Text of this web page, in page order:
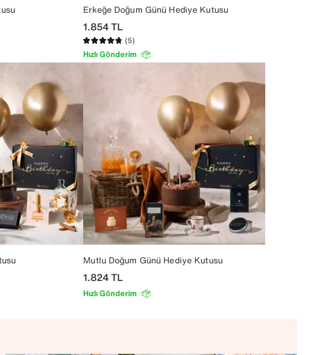
Erkeğe Doğum Günü Hediye Kutusu
1.854TL
(5)
Hızlı Gönderim
Mutlu Doğum Günü Hediye Kutusu
1.824TL
Hızlı Gönderim